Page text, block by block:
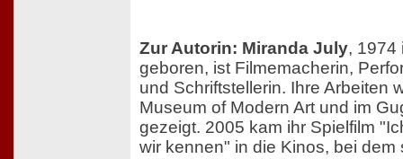
Zur Autorin: Miranda July, 1974
geboren, ist Filmemacherin,
und Schriftstellerin. Ihre Arbeiten
Museum of Modern Art und im
gezeigt. 2005 kam ihr Spielfilm
wir kennen" in die Kinos, bei dem